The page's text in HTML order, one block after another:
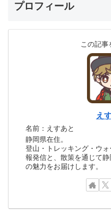
プロフィール
この記事
え
名前：えすあと
静岡県在住。
登山・トレッキング・ウ
報発信と、散策を通じて
の魅力をお届けします。